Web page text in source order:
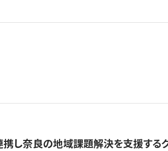
携し奈良の地域課題解決を支援する